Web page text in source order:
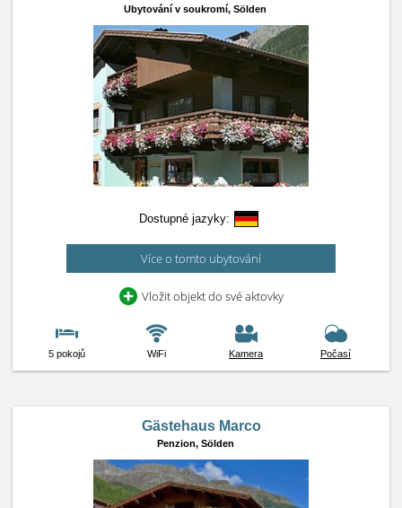
Ubytování v soukromí, Sölden
Dostupné jazyky:
Více o tomto ubytování
Vložit objekt do své aktovky
5 pokojů WiFi Kamera Počasí
Gästehaus Marco
Penzion, Sölden